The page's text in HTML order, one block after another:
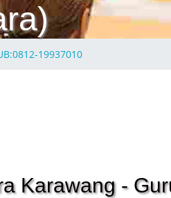
19937010
Karawang -